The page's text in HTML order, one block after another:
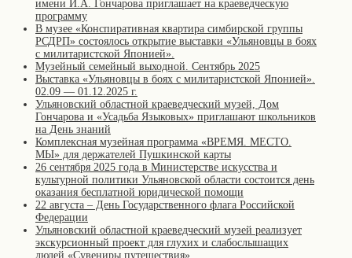
имени И.А. Гончарова приглашает на краеведческую
программу
В музее «Конспиративная квартира симбирской группы
РСДРП» состоялось открытие выставки «Ульяновцы в боях
с милитаристской Японией».
Музейный семейный выходной. Сентябрь 2025
Выставка «Ульяновцы в боях с милитаристской Японией».
02.09 — 01.12.2025 г.
Ульяновский областной краеведческий музей, Дом
Гончарова и «Усадьба Языковых» приглашают школьников
на День знаний
Комплексная музейная программа «ВРЕМЯ. МЕСТО.
МЫ» для держателей Пушкинской карты
26 сентября 2025 года в Министерстве искусства и
культурной политики Ульяновской области состоится день
оказания бесплатной юридической помощи
22 августа – День Государственного флага Российской
Федерации
Ульяновский областной краеведческий музей реализует
экскурсионный проект для глухих и слабослышащих
людей «Сувениры путешествия»